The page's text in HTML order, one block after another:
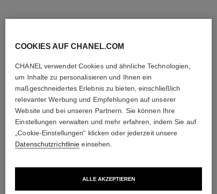
DIE PERFEKTE KOMBINATION
COOKIES AUF CHANEL.COM
CHANEL verwendet Cookies und ähnliche Technologien,
um Inhalte zu personalisieren und Ihnen ein
maßgeschneidertes Erlebnis zu bieten, einschließlich
relevanter Werbung und Empfehlungen auf unserer
Website und bei unseren Partnern. Sie können Ihre
Einstellungen verwalten und mehr erfahren, indem Sie auf
„Cookie-Einstellungen“ klicken oder jederzeit unsere
Datenschutzrichtlinie einsehen.
ALLE AKZEPTIEREN